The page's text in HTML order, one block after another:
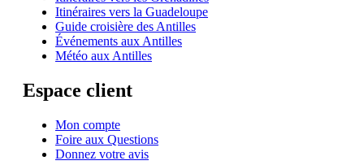
Itinéraires vers la Guadeloupe
Guide croisière des Antilles
Événements aux Antilles
Météo aux Antilles
Espace client
Mon compte
Foire aux Questions
Donnez votre avis